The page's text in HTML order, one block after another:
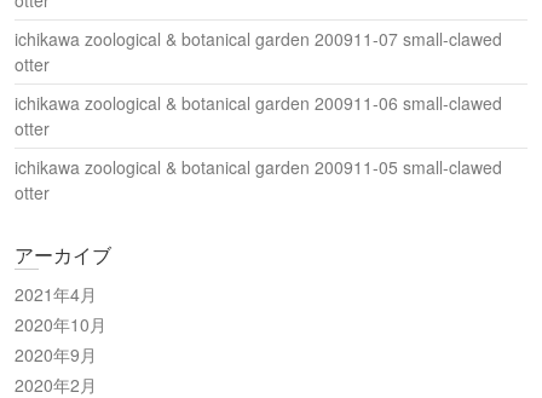
ichikawa zoological & botanical garden 200911-07 small-clawed
otter
ichikawa zoological & botanical garden 200911-06 small-clawed
otter
ichikawa zoological & botanical garden 200911-05 small-clawed
otter
アーカイブ
2021年4月
2020年10月
2020年9月
2020年2月